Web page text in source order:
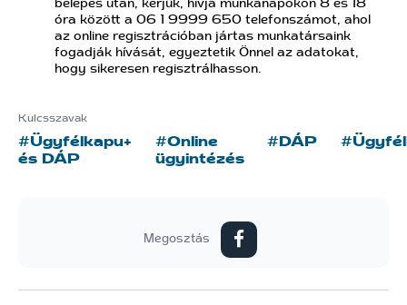
Megosztás
belépés után, kérjük, hívja munkanapokon 8 és 18
óra között a 06 1 9999 650 telefonszámot, ahol
az online regisztrációban jártas munkatársaink
fogadják hívását, egyeztetik Önnel az adatokat,
hogy sikeresen regisztrálhasson.
Kulcsszavak
#Ügyfélkapu+
és DÁP
#Online
ügyintézés
#DÁP